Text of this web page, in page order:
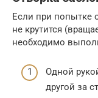
Если при попытке
не крутится
необходимо
Одной
другой за